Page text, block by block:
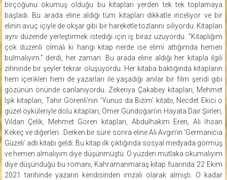
birçoğunu okumuş olduğu bu kitapları yerden tek tek toplamaya
başladı. Bu arada eline aldığı tüm kitapları dikkatle inceliyor ve bir
elinin avuç içiyle de okşar gibi bir hareketle tozlarını siliyordu. Kitapları
aynı düzende yerleştirmek istediği için iş biraz uzuyordu. “Kitaplığım
çok düzenli olmalı ki hangi kitap nerde ise elimi attığımda hemen
bulmalıyım.” derdi, her zaman. Bu arada eline aldığı her kitapla ilgili
zihninde bir şeyler tekrar oluşuyordu. Her kitaba baktığında kitapların
hem içerikleri hem de yazarları ile yaşadığı anılar bir film şeridi gibi
gözünün önünde canlanıyordu. Zekeriya Çakabey kitapları, Mehmet
Işık kitapları, Tahir Görenli’nin ‘Yunus da Bizim’ kitabı, Necdet Ekici o
güzel öyküleriyle dolu kitapları, Ömer Gündoğan’ın Hayata Dair Şiirleri,
Vildan Çelik, Mehmet Gören kitapları, Abdulhakim Eren, Ali İhsan
Kekeç ve diğerleri…Derken bir süre sonra eline Ali Avgın’ın ‘Germanicia
Güzeli’ adlı kitabı geldi. Bu kitap ilk çıktığında sosyal medyada görmüş
ve hemen almalıyım diye düşünmüştü. O yüzden mutlaka okumalıyım
diye düşündüğü bu romanı, Kahramanmaraş kitap fuarında 22 Ekim
2021 tarihinde yazarın kendisinden imzalı olarak almıştı. O kadar